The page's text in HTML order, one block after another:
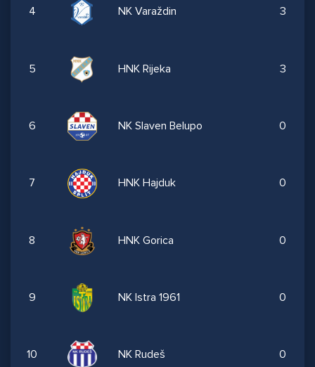
4 NK Varaždin 3
5 HNK Rijeka 3
6 NK Slaven Belupo 0
7 HNK Hajduk 0
8 HNK Gorica 0
9 NK Istra 1961 0
10 NK Rudeš 0